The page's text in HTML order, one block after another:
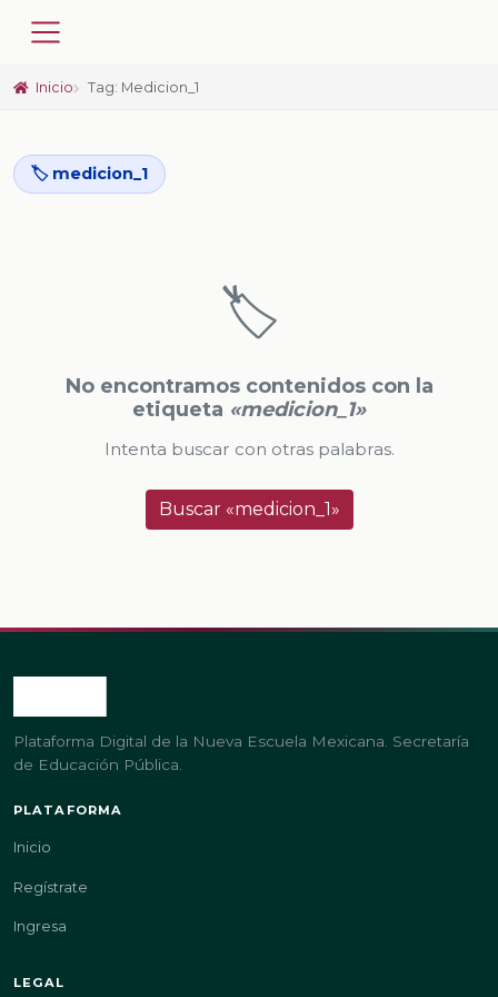
Inicio Tag: Medicion_1
🏷️ medicion_1
🏷️
No encontramos contenidos con la
etiqueta «medicion_1»
Intenta buscar con otras palabras.
Buscar «medicion_1»
Plataforma Digital de la Nueva Escuela Mexicana. Secretaría
de Educación Pública.
PLATAFORMA
Inicio
Regístrate
Ingresa
LEGAL